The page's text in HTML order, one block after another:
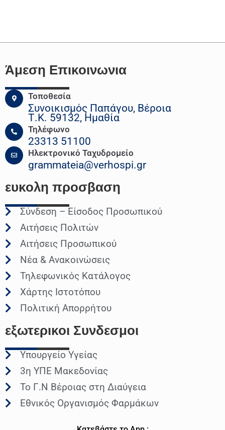
Άμεση Επικοινωνια
Τοποθεσία
Συνοικισμός Παπάγου, Βέροια
Τ.Κ. 59132, Ημαθία
Τηλέφωνο
23313 51100
Ηλεκτρονικό Ταχυδρομείο
grammateia@verhospi.gr
ευκολη προσβαση
Σύνδεση – Είσοδος Προσωπικού
Αιτήσεις Πολιτών
Αιτήσεις Προσωπικού
Νέα & Ανακοινώσεις
Τηλεφωνικός Κατάλογος
Χάρτης Ιστοτόπου
Πολιτική Απορρήτου
εξωτερικοι Συνδεσμοι
Υπουργείο Υγείας
3η ΥΠΕ Μακεδονίας
Το Γ.Ν Βέροιας στη Διαύγεια
Εθνικός Οργανισμός Φαρμάκων